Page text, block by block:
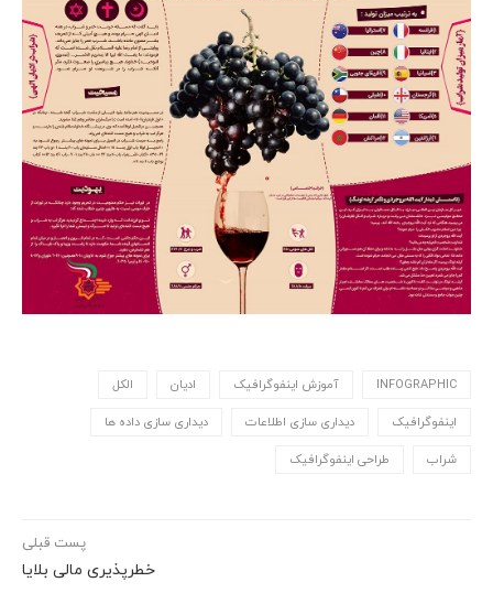
INFOGRAPHIC آموزش اینفوگرافیک ادیان الکل
اینفوگرافیک دیداری سازی اطلاعات دیداری سازی داده ها
شراب طراحی اینفوگرافیک
پست قبلی
خطرپذیری مالی بلایا